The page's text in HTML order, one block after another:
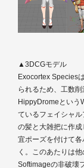
▲3DCGモデル
Exocortex Species
られるため、工数
HippyDromeという
ているフェイシャ
の髪と大雑把に作
宜ポーズを付けて
く。このあたりは
Softimageの非破壊